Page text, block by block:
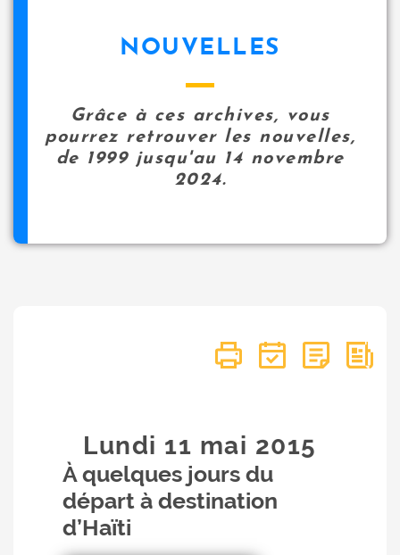
NOUVELLES
Grâce à ces archives, vous
pourrez retrouver les nouvelles,
de 1999 jusqu'au 14 novembre
2024.
Lundi 11 mai 2015
À quelques jours du
départ à destination
d’Haïti